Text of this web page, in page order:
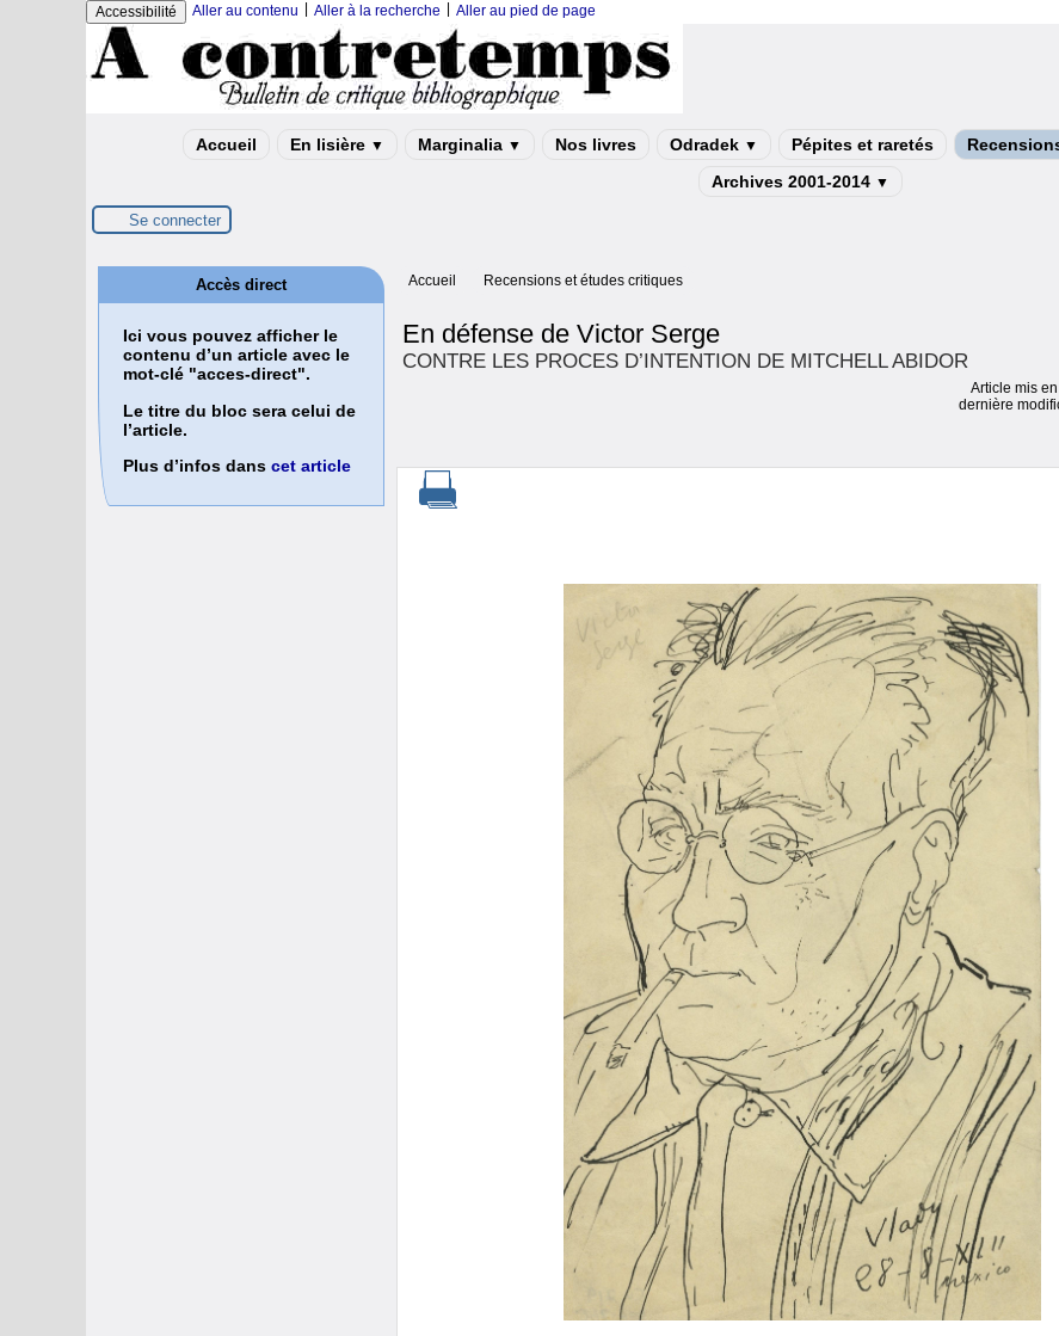
Accessibilité Aller au contenu Aller à la recherche Aller au pied de page
Accueil En lisière ▼ Marginalia ▼ Nos livres Odradek ▼ Pépites et raretés
Archives 2001-2014 ▼
Se connecter
Accueil Recensions et études critiques
En défense de Victor Serge
CONTRE LES PROCES D’INTENTION DE MITCHELL ABIDOR
Article mis
dernière
Accès direct
Ici vous pouvez afficher le
contenu d’un article avec le
mot-clé "acces-direct".
Le titre du bloc sera celui de
l’article.
Plus d’infos dans cet article